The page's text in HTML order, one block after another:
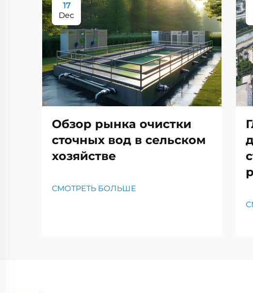
17
Dec
Обзор рынка очистки
сточных вод в сельском
хозяйстве
СМОТРЕТЬ БОЛЬШЕ